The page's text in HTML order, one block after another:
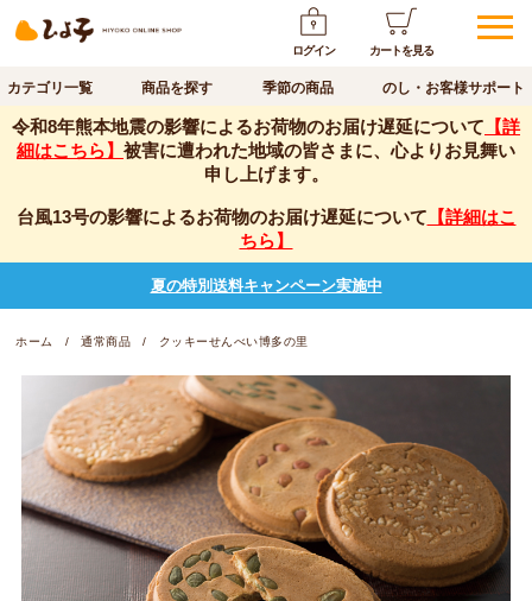
ログイン カートを見る
カテゴリ一覧 商品を探す 季節の商品 のし・お客様サポート
令和8年熊本地震の影響によるお荷物のお届け遅延について 【詳
細はこちら】 被害に遭われた地域の皆さまに、心よりお見舞い
申し上げます。
台風13号の影響によるお荷物のお届け遅延について 【詳細はこ
ちら】
夏の特別送料キャンペーン実施中
ホーム 通常商品 クッキーせんべい博多の里